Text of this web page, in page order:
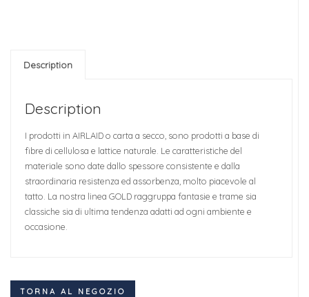
Description
Description
I prodotti in AIRLAID o carta a secco, sono prodotti a base di
fibre di cellulosa e lattice naturale. Le caratteristiche del
materiale sono date dallo spessore consistente e dalla
straordinaria resistenza ed assorbenza, molto piacevole al
tatto. La nostra linea GOLD raggruppa fantasie e trame sia
classiche sia di ultima tendenza adatti ad ogni ambiente e
occasione.
TORNA AL NEGOZIO